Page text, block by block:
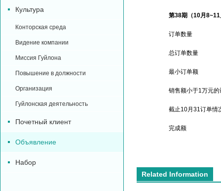
Культура
Конторская среда
Видение компании
Миссия Гуйлона
Повышение в должности
Организация
Гуйлонская деятельность
Почетный клиент
Объявление
Набор
第38期（10月
订单数量
总订单数量
最小订单额
销售额小于1万元的
截止10月31订单情
完成额
Related Information